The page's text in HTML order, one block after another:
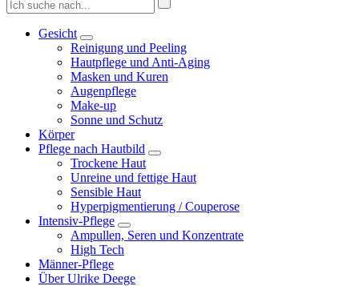
nach:
Gesicht
Reinigung und Peeling
Hautpflege und Anti-Aging
Masken und Kuren
Augenpflege
Make-up
Sonne und Schutz
Körper
Pflege nach Hautbild
Trockene Haut
Unreine und fettige Haut
Sensible Haut
Hyperpigmentierung / Couperose
Intensiv-Pflege
Ampullen, Seren und Konzentrate
High Tech
Männer-Pflege
Über Ulrike Deege